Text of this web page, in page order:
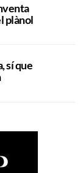
plànol
sí que